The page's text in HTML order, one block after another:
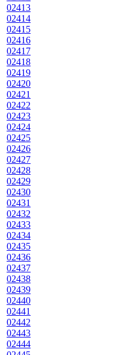
02413
02414
02415
02416
02417
02418
02419
02420
02421
02422
02423
02424
02425
02426
02427
02428
02429
02430
02431
02432
02433
02434
02435
02436
02437
02438
02439
02440
02441
02442
02443
02444